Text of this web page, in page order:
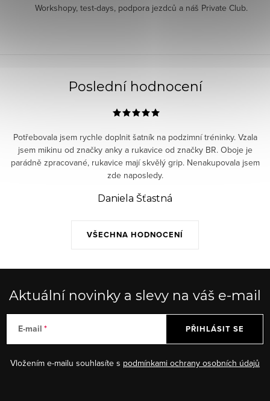
Workshopy, test-days, podpora jezdců a náš Private Club.
Poslední hodnocení
VŠECHNA HODNOCENÍ
Potřebovala jsem rychle doplnit šatník na podzimní tréninky. Vzala
jsem mikinu od značky anky a rukavice od značky BR. Oboje je
parádně zpracované, rukavice mají skvělý grip. Nenakupovala jsem
zde naposledy.
Daniela Šťastná
Aktuální novinky a slevy na váš e-mail
E-mail
Vložením e-mailu souhlasíte s podmínkami ochrany osobních údajů
PŘIHLÁSIT SE